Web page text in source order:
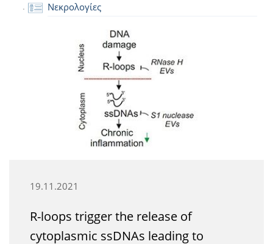
Νεκρολογίες
19.11.2021
R-loops trigger the release of
cytoplasmic ssDNAs leading to